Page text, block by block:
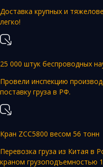
Доставка крупных и
легко!
25 000 штук беспроводных
Провели инспекцию
поставку груза в РФ.
Кран ZCC5800 весом 56 тонн
Перевозка груза из Китая в
краном грузоподъемностью